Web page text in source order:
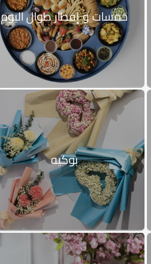
حمسات و إفطار طوال اليوم
بوكيه